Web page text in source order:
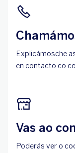
Explicámosche
en contacto co
Vas ao
Poderás ver o